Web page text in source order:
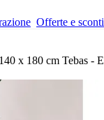
Offerte e sconti